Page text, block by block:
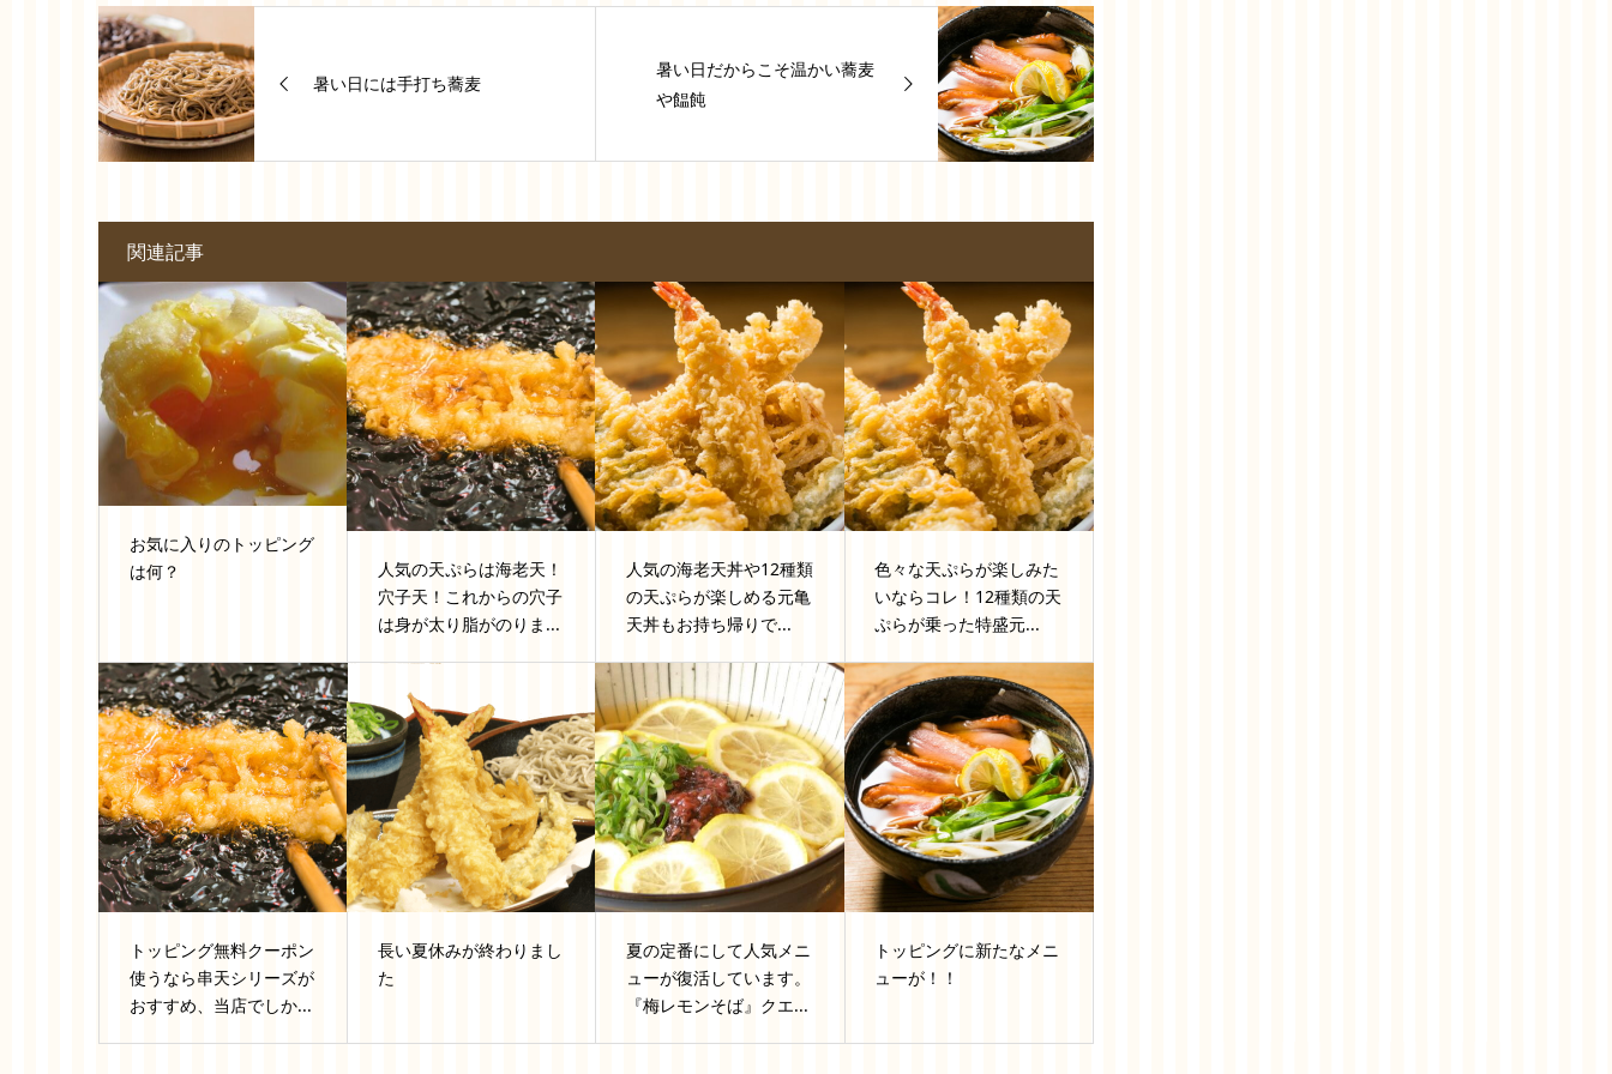
暑い日には手打ち蕎麦
暑い日だからこそ温かい蕎麦
や饂飩
関連記事
お気に入りのトッピング
は何？
人気の天ぷらは海老天！
穴子天！これからの穴子
は身が太り脂がのりま...
人気の海老天丼や12種類
の天ぷらが楽しめる元亀
天丼もお持ち帰りで...
色々な天ぷらが楽しみた
いならコレ！12種類の天
ぷらが乗った特盛元...
トッピング無料クーポン
使うなら串天シリーズが
おすすめ、当店でしか...
長い夏休みが終わりまし
た
夏の定番にして人気メニ
ューが復活しています。
『梅レモンそば』クエ...
トッピングに新たなメニ
ューが！！